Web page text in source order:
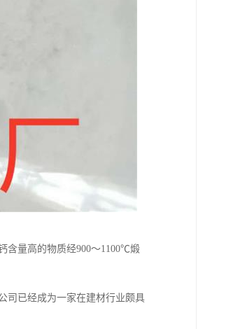
含量高的物质经900～1100℃煅
司已经成为一家在建材行业颇具